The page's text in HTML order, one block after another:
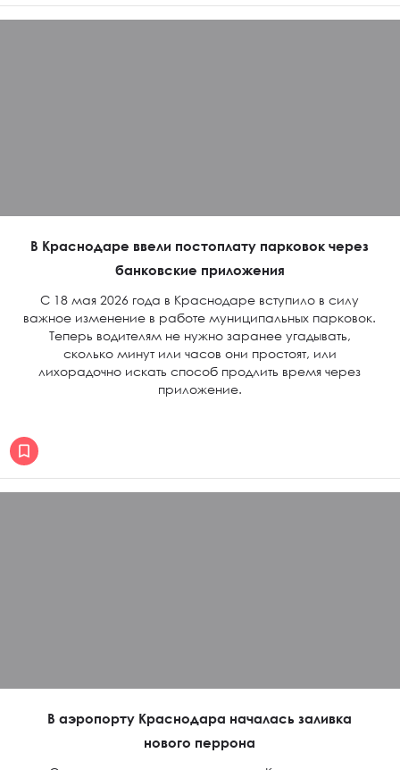
В Краснодаре ввели постоплату парковок через
банковские приложения
С 18 мая 2026 года в Краснодаре вступило в силу
важное изменение в работе муниципальных парковок.
Теперь водителям не нужно заранее угадывать,
сколько минут или часов они простоят, или
лихорадочно искать способ продлить время через
приложение.
В аэропорту Краснодара началась заливка
нового перрона